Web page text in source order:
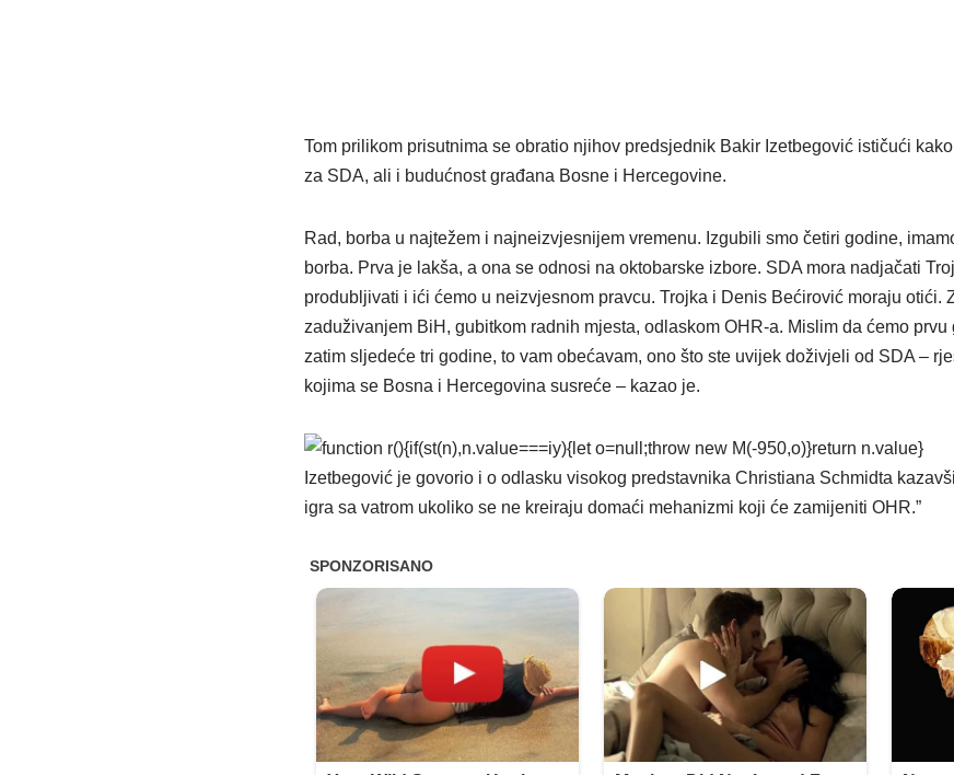
Tom prilikom prisutnima se obratio njihov predsjednik Bakir Izetbegović ističući
za SDA, ali i budućnost građana Bosne i Hercegovine.
Rad, borba u najtežem i najneizvjesnijem vremenu. Izgubili smo četiri godine,
borba. Prva je lakša, a ona se odnosi na oktobarske izbore. SDA mora nadjačati
produbljivati i ići ćemo u neizvjesnom pravcu. Trojka i Denis Bećirović moraju otići.
zaduživanjem BiH, gubitkom radnih mjesta, odlaskom OHR-a. Mislim da ćemo prvu
zatim sljedeće tri godine, to vam obećavam, ono što ste uvijek doživjeli od SDA –
kojima se Bosna i Hercegovina susreće – kazao je.
Izetbegović je govorio i o odlasku visokog predstavnika Christiana Schmidta
igra sa vatrom ukoliko se ne kreiraju domaći mehanizmi koji će zamijeniti OHR.”